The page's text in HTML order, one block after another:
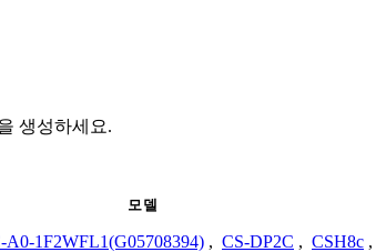
생성하세요.
모델
A0-1F2WFL1(G05708394) , CS-DP2C , CSH8c ,